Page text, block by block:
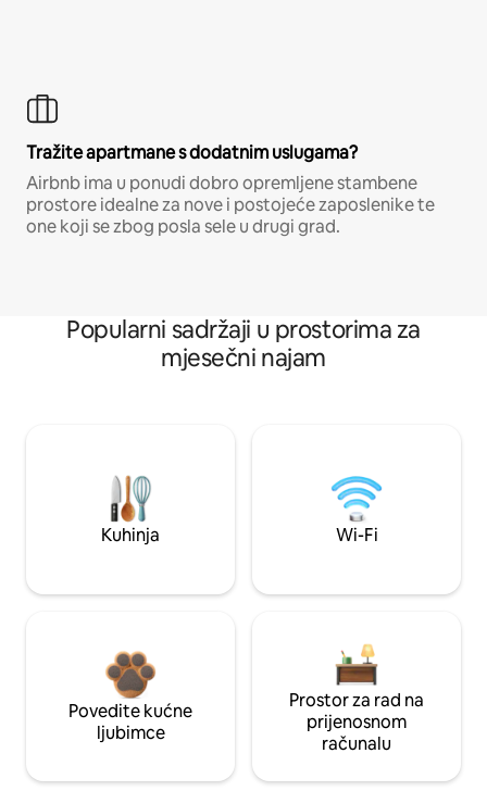
Tražite apartmane s dodatnim uslugama?
Airbnb ima u ponudi dobro opremljene stambene
prostore idealne za nove i postojeće zaposlenike te
one koji se zbog posla sele u drugi grad.
Popularni sadržaji u prostorima za
mjesečni najam
Kuhinja Wi-Fi
Povedite kućne
ljubimce
Prostor za rad na
prijenosnom
računalu